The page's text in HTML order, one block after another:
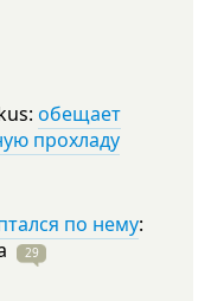
обещает
прохладу
по нему:
29